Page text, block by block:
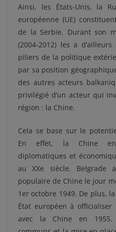
Ainsi, les États-Unis, la
européenne (UE)
de la Serbie. Durant son
(2004-2012) les a
piliers de la politique
par sa position
des autres acteurs
privilégié d’un acteur qui
région : la Chine.
Cela se base sur le
En effet, la Chine
diplomatiques et
au XXe siècle. Belgrade
populaire de Chine le jour
1er octobre 1949. De plus,
État européen à
avec la Chine en 1955.